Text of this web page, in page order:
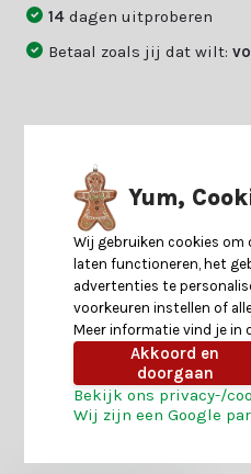
14dagen uitproberen
Betaal zoals jij dat wilt:
Specificaties
Reviews
Heb je nog interesse in
Yum,
Wij gebruiken cookies om
laten functioneren, het
advertenties te
voorkeuren instellen of
Meer informatie vind je in
Akkoord en
doorgaan
Bekijk ons privacy-/
Wij zijn een Google